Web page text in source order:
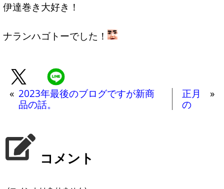
伊達巻き大好き！
ナランハゴトーでした！
« 2023年最後のブログですが新商
品の話。
正月
の
»
コメント